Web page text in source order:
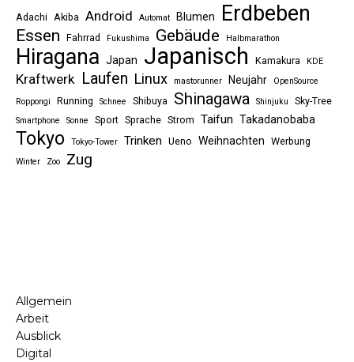
Adachi Akiba Android Automat Blumen Erdbeben
Essen Fahrrad Fukushima Gebäude Halbmarathon
Hiragana Japan Japanisch Kamakura KDE
Kraftwerk Laufen Linux mastorunner Neujahr
OpenSource
Roppongi
Running Schnee Shibuya Shinagawa Shinjuku Sky-Tree
Smartphone Sonne Sport Sprache Strom Taifun Takadanobaba
Tokyo Tokyo-Tower Trinken Ueno Weihnachten Werbung
Winter Zoo Zug
Allgemein
Arbeit
Ausblick
Digital